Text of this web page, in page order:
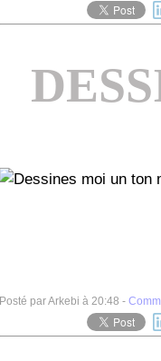
Posté par Arkebi à 20:48 -